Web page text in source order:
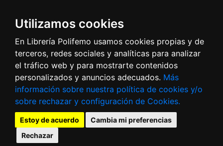
Utilizamos cookies
En Librería Polifemo usamos cookies propias y de
terceros, redes sociales y analíticas para analizar
el tráfico web y para mostrarte contenidos
personalizados y anuncios adecuados. Más
información sobre nuestra política de cookies y/o
sobre rechazar y configuración de Cookies.
Estoy de acuerdo
Cambia mi preferencias
Rechazar